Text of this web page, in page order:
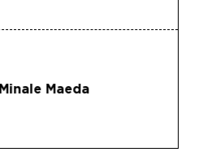
Minale Maeda